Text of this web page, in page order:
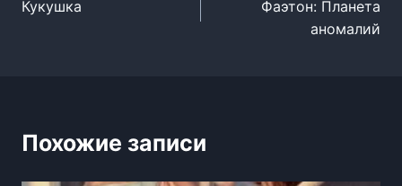
по
Кукушка
Фаэтон: Планета
аномалий
Похожие записи